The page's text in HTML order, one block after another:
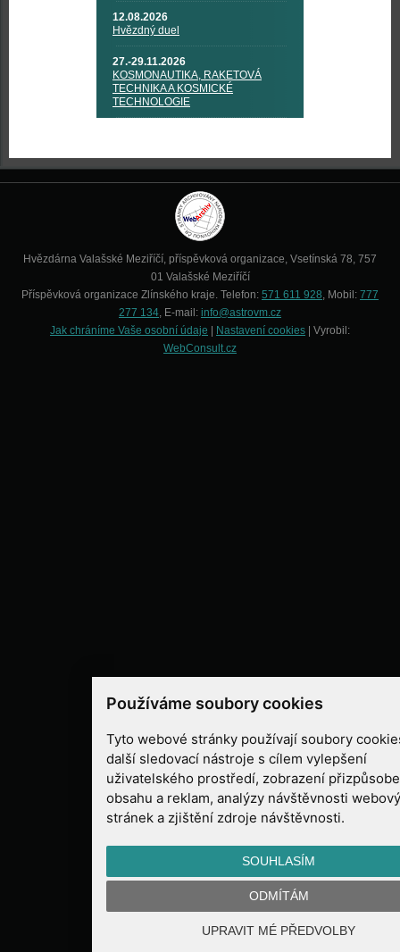
Používáme soubory cookies
Tyto webové stránky používají soubory
další sledovací nástroje s cílem vylepšení
uživatelského prostředí, zobrazení
obsahu a reklam, analýzy návštěvnosti
stránek a zjištění zdroje návštěvnosti.
SOUHLASÍM
ODMÍTÁM
UPRAVIT MÉ PŘEDVOLBY
12.08.2026
Hvězdný duel
27.-29.11.2026
KOSMONAUTIKA, RAKETOVÁ
TECHNIKA A KOSMICKÉ
TECHNOLOGIE
Hvězdárna Valašské Meziříčí, příspěvková organizace, Vsetínská 78, 757
01 Valašské Meziříčí
Příspěvková organizace Zlínského kraje. Telefon: 571 611 928, Mobil: 777
277 134, E-mail: info@astrovm.cz
Jak chráníme Vaše osobní údaje
Nastavení cookies | Vyrobil:
WebConsult.cz